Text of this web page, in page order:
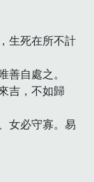
生死在所不計
善自處之。
吉，不如歸
女必守寡。易